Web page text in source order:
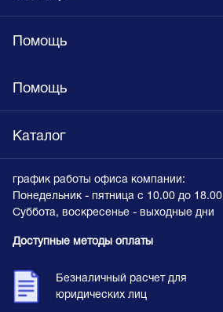
Помощь
Помощь
Каталог
график работы офиса компании:
Понедельник - пятница с 10.00 до 18.00
Суббота, воскресенье - выходные дни
Доступные методы оплаты
Безналичный расчет для
юридических лиц